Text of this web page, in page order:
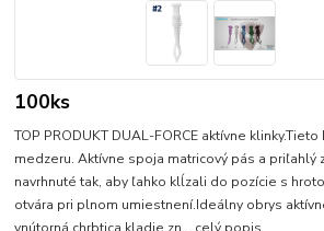
100ks
TOP PRODUKT DUAL-FORCE aktívne
medzeru. Aktívne spoja matricový pás a priľahlý
navrhnuté tak, aby ľahko klĺzali do pozície s
otvára pri plnom umiestnení.Ideálny obrys